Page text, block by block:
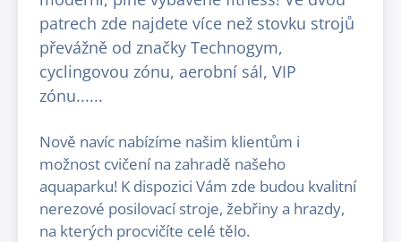
patrech zde najdete více než stovku strojů
převážně od značky Technogym,
cyclingovou zónu, aerobní sál, VIP
zónu......
Nově navíc nabízíme našim klientům i
možnost cvičení na zahradě našeho
aquaparku! K dispozici Vám zde budou kvalitní
nerezové posilovací stroje, žebřiny a hrazdy,
na kterých procvičíte celé tělo.